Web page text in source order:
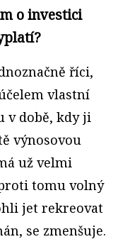
o investici
říci,
vlastní
v době, kdy ji
výnosovou
už velmi
tomu volný
jet rekreovat
se zmenšuje.